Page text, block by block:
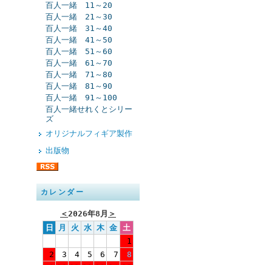
百人一緒 11～20
百人一緒 21～30
百人一緒 31～40
百人一緒 41～50
百人一緒 51～60
百人一緒 61～70
百人一緒 71～80
百人一緒 81～90
百人一緒 91～100
百人一緒せれくとシリー
ズ
オリジナルフィギア製作
出版物
カレンダー
＜2026年8月 ＞
日
月 火 水 木 金 土
1
2
3 4 5 6 7
8